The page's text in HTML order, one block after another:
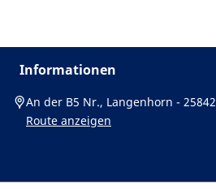
Informationen
An der B5 Nr., Langenhorn - 25842
Route anzeigen